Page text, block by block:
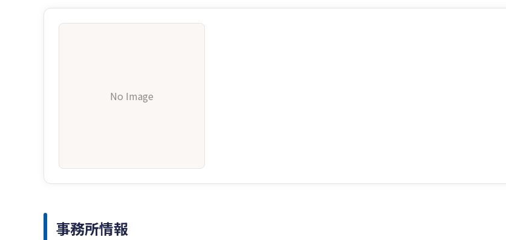
No Image
事務所情報